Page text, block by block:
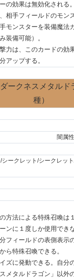
の効果は無効化される。
相手フィールドのモン
モンスターを装備魔法
装備可能）。
力は、このカードの効
アップする。
ークネスメタルド
種）
闇属
シークレット/シークレッ
方法による特殊召喚は
ンに１度しか使用できな
フィールドの表側表示
ら特殊召喚できる。
ズに発動できる。自分
メタルドラゴン」以外